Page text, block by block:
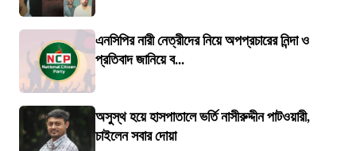
এনসিপির নারী নেত্রীদের নিয়ে অপপ্রচারের নিন্দা ও
প্রতিবাদ জানিয়ে ব...
অসুস্থ হয়ে হাসপাতালে ভর্তি নাসীরুদ্দীন পাটওয়ারী,
চাইলেন সবার দোয়া